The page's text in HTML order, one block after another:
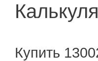
Купить